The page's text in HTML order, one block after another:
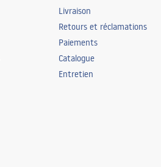
Livraison
Retours et réclamations
Paiements
Catalogue
Entretien